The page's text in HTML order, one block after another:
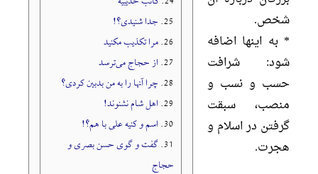
25. جدا شنیدی؟!
26. مرا تکذیب مکنید
27. از حجاج می‌ترسد
28. چرا آنها را به من بدبین کردی؟
29. اهل شام نشنوند!
30. اسم و کنیه علی با هم؟!
31. گفت و گوی حسن بصری و
حجاج
شخص.
* به اینها اضافه
شود: شرافت
حسب و نسب و
منصب، سبقت
گرفتن در اسلام و
هجرت.